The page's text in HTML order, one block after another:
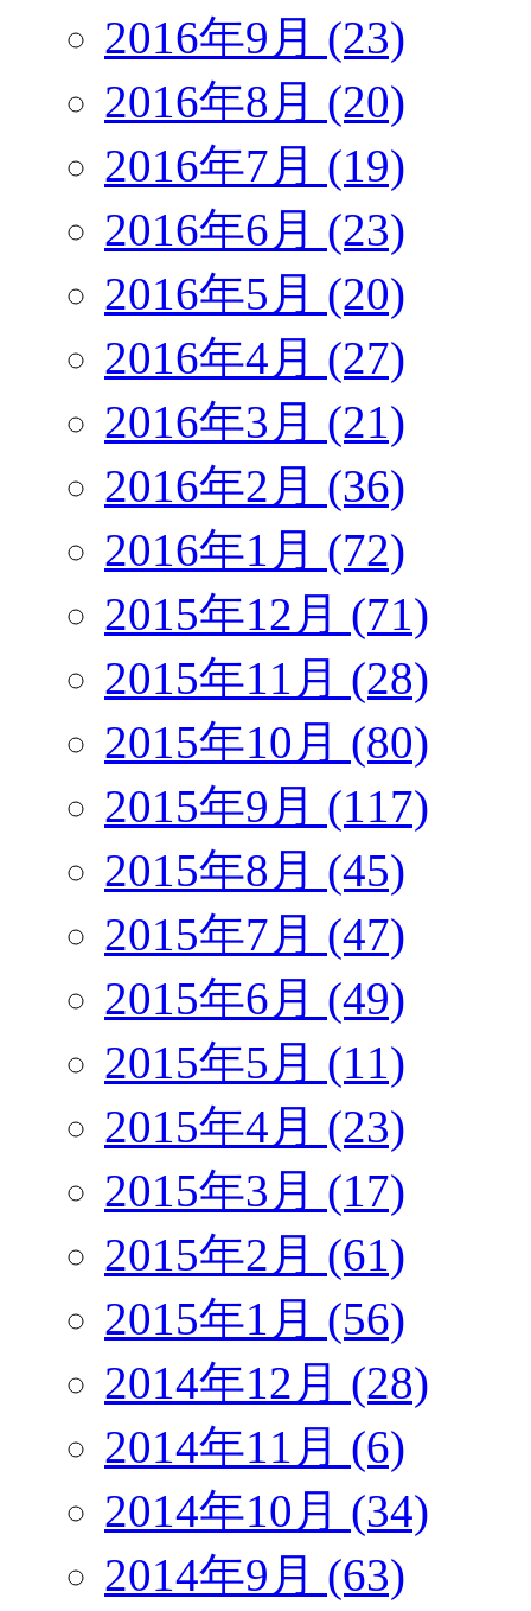
2016年9月 (23)
2016年8月 (20)
2016年7月 (19)
2016年6月 (23)
2016年5月 (20)
2016年4月 (27)
2016年3月 (21)
2016年2月 (36)
2016年1月 (72)
2015年12月 (71)
2015年11月 (28)
2015年10月 (80)
2015年9月 (117)
2015年8月 (45)
2015年7月 (47)
2015年6月 (49)
2015年5月 (11)
2015年4月 (23)
2015年3月 (17)
2015年2月 (61)
2015年1月 (56)
2014年12月 (28)
2014年11月 (6)
2014年10月 (34)
2014年9月 (63)